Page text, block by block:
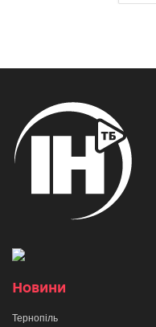
Новини
Тернопіль